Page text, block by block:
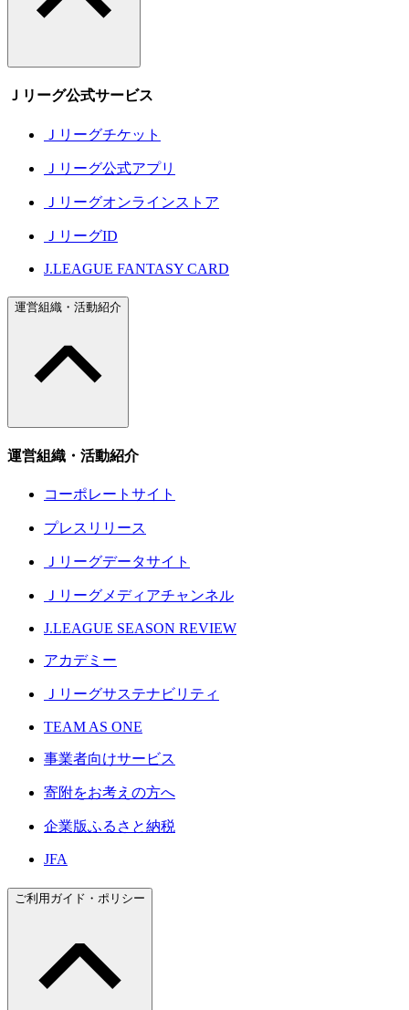
Ｊリーグ公式サービス
Ｊリーグチケット
Ｊリーグ公式アプリ
Ｊリーグオンラインストア
ＪリーグID
J.LEAGUE FANTASY CARD
運営組織・活動紹介
運営組織・活動紹介
コーポレートサイト
プレスリリース
Ｊリーグデータサイト
Ｊリーグメディアチャンネル
J.LEAGUE SEASON REVIEW
アカデミー
Ｊリーグサステナビリティ
TEAM AS ONE
事業者向けサービス
寄附をお考えの方へ
企業版ふるさと納税
JFA
ご利用ガイド・ポリシー